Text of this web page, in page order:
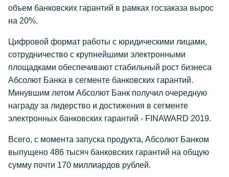
объем банковских гарантий в рамках госзаказа вырос
на 20%.
Цифровой формат работы с юридическими лицами,
сотрудничество с крупнейшими электронными
площадками обеспечивают стабильный рост бизнеса
Абсолют Банка в сегменте банковских гарантий.
Минувшим летом Абсолют Банк получил очередную
награду за лидерство и достижения в сегменте
электронных банковских гарантий - FINAWARD 2019.
Всего, с момента запуска продукта, Абсолют Банком
выпущено 486 тысяч банковских гарантий на общую
сумму почти 170 миллиардов рублей.